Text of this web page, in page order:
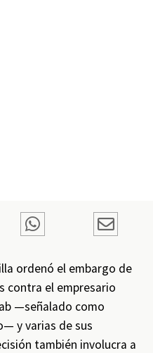
ordenó el embargo de
contra el empresario
—señalado como
y varias de sus
también involucra a